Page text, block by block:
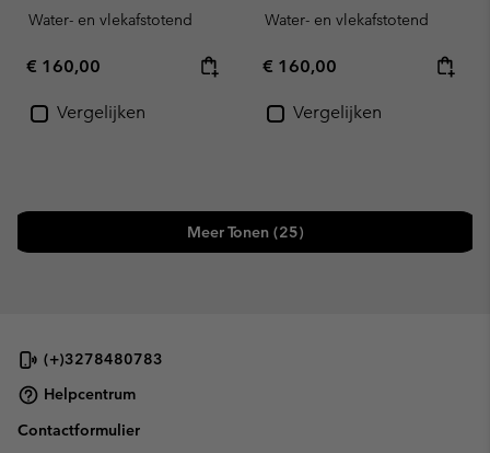
Water- en vlekafstotend
Regular price:
€ 160,00
Vergelijken
Water- en vlekafstotend
Regular price:
€ 160,00
Vergelijken
Meer Tonen (25)
(+)3278480783
Helpcentrum
Contactformulier